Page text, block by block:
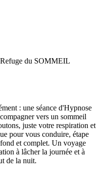
du SOMMEIL
: une séance d'Hypnose
vers un sommeil
juste votre respiration et
pour vous conduire, étape
et complet. Un voyage
à lâcher la journée et à
de la nuit.